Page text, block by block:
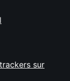
sur